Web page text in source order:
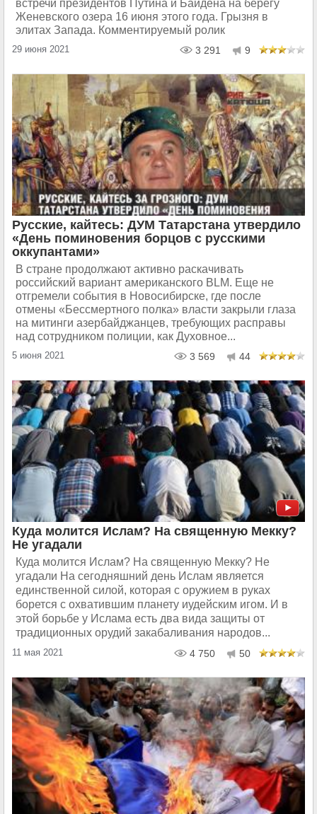
встречи президентов Путина и Байдена на берегу
Женевского озера 16 июня этого года. Грызня в
элитах Запада. Комментируемый ролик
29 июня 2021 3 291 9
Русские, кайтесь: ДУМ Татарстана утвердило
«День поминовения борцов с русскими
оккупантами»
В стране продолжают активно раскачивать
российский вариант американского BLM. Еще не
отгремели события в Новосибирске, где после
отмены «Бессмертного полка» власти закрыли глаза
на митинги азербайджанцев, требующих расправы
над сотрудником полиции, как Духовное...
5 июня 2021 3 569 44
Куда молится Ислам? На священную Мекку?
Не угадали
Куда молится Ислам? На священную Мекку? Не
угадали На сегодняшний день Ислам является
единственной силой, которая с оружием в руках
борется с охватившим планету иудейским игом. И в
этой борьбе у Ислама есть два вида защиты от
традиционных орудий закабаливания народов...
11 мая 2021 4 750 50